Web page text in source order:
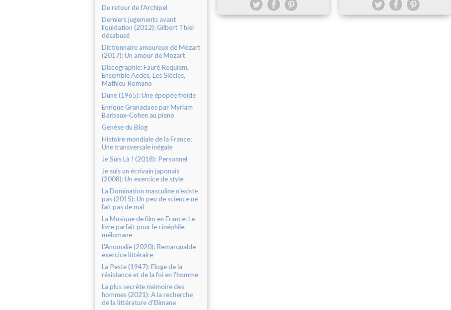
De retour de l'Archipel
Derniers jugements avant
liquidation (2012): Gilbert Thiel
désabusé
Dictionnaire amoureux de Mozart
(2017): Un amour de Mozart
Discographie: Fauré Requiem,
Ensemble Aedes, Les Siècles,
Mathieu Romano
Dune (1965): Une épopée froide
Enrique Granadaos par Myriam
Barbaux-Cohen au piano
Genèse du Blog
Histoire mondiale de la France:
Une transversale inégale
Je Suis Là ! (2018): Personnel
Je suis un écrivain japonais
(2008): Un exercice de style
La Domination masculine n'existe
pas (2015): Un peu de science ne
fait pas de mal
La Musique de film en France: Le
livre parfait pour le cinéphile
mélomane
L'Anomalie (2020): Remarquable
exercice littéraire
La Peste (1947): Eloge de la
résistance et de la foi en l'homme
La plus secrète mémoire des
hommes (2021): A la recherche
de la littérature d'Elimane